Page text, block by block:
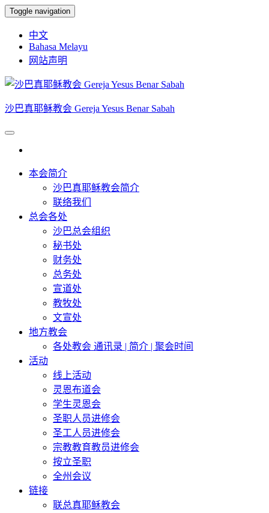
Skip
to
content
Toggle navigation
中文
Bahasa Melayu
网站声明
沙巴真耶稣教会 Gereja Yesus Benar Sabah
本会简介
沙巴真耶稣教会简介
联络我们
总会各处
沙巴总会组织
秘书处
财务处
总务处
宣道处
教牧处
文宣处
地方教会
各处教会 通讯录 | 简介 | 聚会时间
活动
线上活动
灵恩布道会
学生灵恩会
圣职人员进修会
圣工人员进修会
宗教教育教员进修会
按立圣职
全州会议
链接
联总真耶稣教会